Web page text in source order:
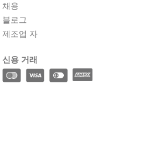
채용
블로그
제조업 자
신용 거래